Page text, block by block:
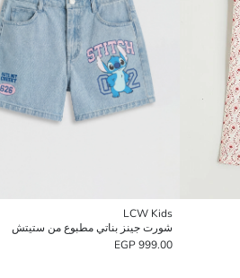
LCW Kids
شورت جينز بناتي مطبوع من ستيتش
999.00 EGP